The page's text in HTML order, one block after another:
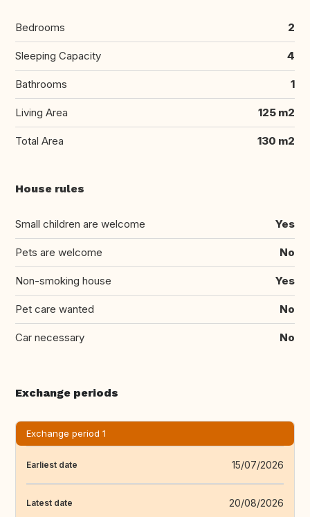
Bedrooms 2
Sleeping Capacity 4
Bathrooms 1
Living Area 125 m2
Total Area 130 m2
House rules
Small children are welcome Yes
Pets are welcome No
Non-smoking house Yes
Pet care wanted No
Car necessary No
Exchange periods
Exchange period 1
Earliest date 15/07/2026
Latest date 20/08/2026